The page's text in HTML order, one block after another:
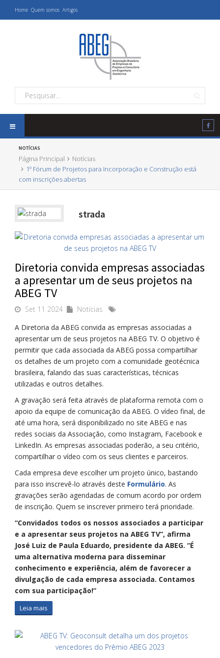
Home Quem somos Artigos
NOTÍCIAS
Página Principal
Notícias
1º Fórum de Projetos para Incorporação e Construção está
com inscrições abertas
strada
Diretoria convida empresas associadas
a apresentar um de seus projetos na
ABEG TV
Set 11 2024
Notícias
A Diretoria da ABEG convida as empresas associadas a
apresentar um de seus projetos na ABEG TV. O objetivo é
permitir que cada associada da ABEG possa compartilhar
os detalhes de um projeto com a comunidade geotécnica
brasileira, falando das suas características, técnicas
utilizadas e outros detalhes.
A gravação será feita através de plataforma remota com o
apoio da equipe de comunicação da ABEG. O vídeo final, de
até uma hora, será disponibilizado no site ABEG e nas
redes sociais da Associação, como Instagram, Facebook e
LinkedIn. As empresas associadas poderão, a seu critério,
compartilhar o vídeo com os seus clientes e parceiros.
Cada empresa deve escolher um projeto único, bastando
para isso inscrevê-lo através deste Formulário. As
gravações serão agendadas de comum acordo por ordem
de inscrição. Quem se inscrever primeiro terá prioridade.
“Convidados todos os nossos associados a participar
e a apresentar seus projetos na ABEG TV”, afirma
José Luiz de Paula Eduardo, presidente da ABEG. “É
uma alternativa moderna para disseminar
conhecimento e experiência, além de favorecer a
divulgação de cada empresa associada. Contamos
com sua participação!”
Leia mais